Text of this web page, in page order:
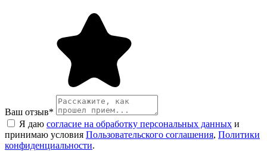
Ваш отзыв*
Я даю согласие на обработку персональных данных и
принимаю условия Пользовательского соглашения, Политики
конфиденциальности.